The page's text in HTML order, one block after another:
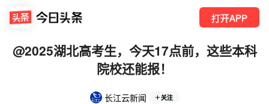
打开APP
@2025湖北高考生，今天17点前，这些本科
院校还能报！
长江云新闻 关注